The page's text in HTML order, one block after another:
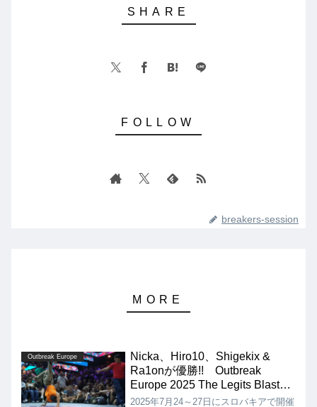
breakers-session
Outbreak Europe
Nicka、Hiro10、Shigekix &
Ra1onが優勝!! Outbreak
Europe 2025 The Legits Blast
Festival!!
2025年7月24～27日にスロバキアで開催